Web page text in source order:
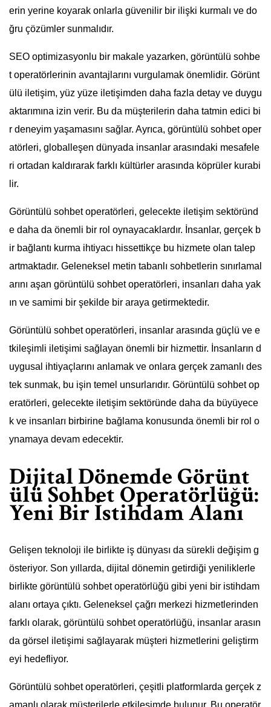
erin yerine koyarak onlarla güvenilir bir ilişki kurmalı ve do
ğru çözümler sunmalıdır.
SEO optimizasyonlu bir makale yazarken, görüntülü sohbe
t operatörlerinin avantajlarını vurgulamak önemlidir. Görünt
ülü iletişim, yüz yüze iletişimden daha fazla detay ve duygu
aktarımına izin verir. Bu da müşterilerin daha tatmin edici bi
r deneyim yaşamasını sağlar. Ayrıca, görüntülü sohbet oper
atörleri, globalleşen dünyada insanlar arasındaki mesafele
ri ortadan kaldırarak farklı kültürler arasında köprüler kurabi
lir.
Görüntülü sohbet operatörleri, gelecekte iletişim sektöründ
e daha da önemli bir rol oynayacaklardır. İnsanlar, gerçek b
ir bağlantı kurma ihtiyacı hissettikçe bu hizmete olan talep
artmaktadır. Geleneksel metin tabanlı sohbetlerin sınırlamal
arını aşan görüntülü sohbet operatörleri, insanları daha yak
ın ve samimi bir şekilde bir araya getirmektedir.
Görüntülü sohbet operatörleri, insanlar arasında güçlü ve e
tkileşimli iletişimi sağlayan önemli bir hizmettir. İnsanların d
uygusal ihtiyaçlarını anlamak ve onlara gerçek zamanlı des
tek sunmak, bu işin temel unsurlarıdır. Görüntülü sohbet op
eratörleri, gelecekte iletişim sektöründe daha da büyüyece
k ve insanları birbirine bağlama konusunda önemli bir rol o
ynamaya devam edecektir.
Dijital Dönemde Görünt
ülü Sohbet Operatörlüğü:
Yeni Bir İstihdam Alanı
Gelişen teknoloji ile birlikte iş dünyası da sürekli değişim g
österiyor. Son yıllarda, dijital dönemin getirdiği yeniliklerle
birlikte görüntülü sohbet operatörlüğü gibi yeni bir istihdam
alanı ortaya çıktı. Geleneksel çağrı merkezi hizmetlerinden
farklı olarak, görüntülü sohbet operatörlüğü, insanlar arasın
da görsel iletişimi sağlayarak müşteri hizmetlerini geliştirm
eyi hedefliyor.
Görüntülü sohbet operatörleri, çeşitli platformlarda gerçek z
amanlı olarak müşterilerle etkileşimde bulunur. Bu operatör